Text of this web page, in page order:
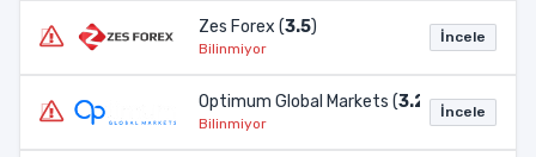
Zes Forex (3.5)
Bilinmiyor
İncele
Optimum Global Markets (3.2 )
Bilinmiyor
İncele